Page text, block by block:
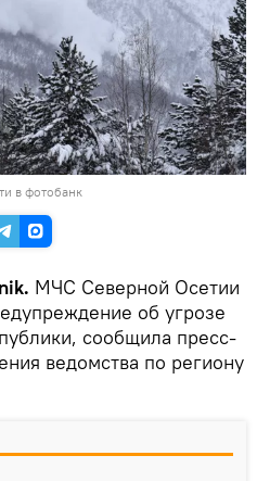
в фотобанк
МЧС Северной Осетии
об угрозе
сообщила пресс-
ведомства по региону